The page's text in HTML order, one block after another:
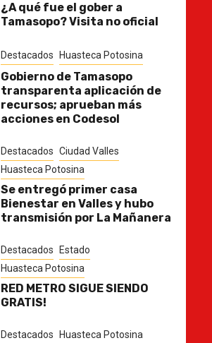
¿A qué fue el gober a
Tamasopo? Visita no oficial
Destacados Huasteca Potosina
Gobierno de Tamasopo
transparenta aplicación de
recursos; aprueban más
acciones en Codesol
Destacados Ciudad Valles
Huasteca Potosina
Se entregó primer casa
Bienestar en Valles y hubo
transmisión por La Mañanera
Destacados
Estado
Huasteca Potosina
RED METRO SIGUE SIENDO
GRATIS!
Destacados Huasteca Potosina